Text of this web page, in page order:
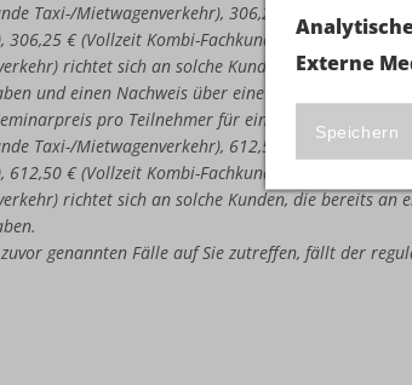
Externe
Speichern
Taxi-/Mietwagenverkehr), 306,25 € (Vollzeit
306,25 € (Vollzeit Kombi-Fachkunde
richtet sich an solche Kunden, die bereits an
und einen Nachweis über eine nicht bestandene
pro Teilnehmer für eine erneute
Taxi-/Mietwagenverkehr), 612,50 € (Vollzeit
612,50 € (Vollzeit Kombi-Fachkunde
richtet sich an solche Kunden, die bereits an
genannten Fälle auf Sie zutreffen, fällt der